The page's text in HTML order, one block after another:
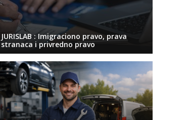
JURISLAB : Imigraciono pravo, prava
stranaca i privredno pravo